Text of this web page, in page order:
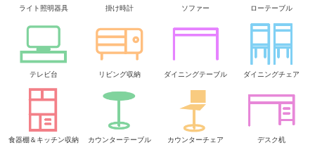
ライト照明器具 掛け時計 ソファー ローテーブル
テレビ台 リビング収納 ダイニングテーブル ダイニングチェア
食器棚＆キッチン収納 カウンターテーブル カウンターチェア デスク机